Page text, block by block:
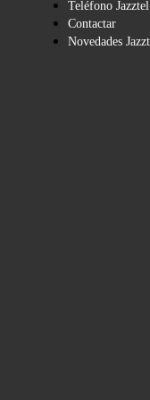
Teléfono Jazztel
Contactar
Novedades